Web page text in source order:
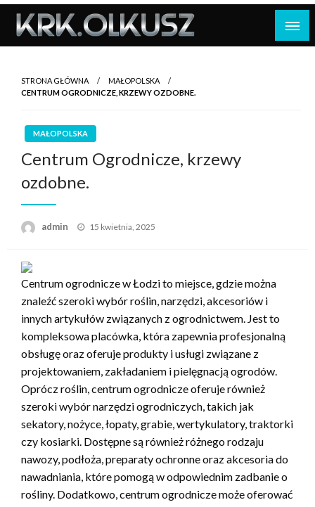
Skip
content
STRONA GŁÓWNA
MAŁOPOLSKA
CENTRUM OGRODNICZE, KRZEWY OZDOBNE.
MAŁOPOLSKA
Centrum Ogrodnicze, krzewy
ozdobne.
admin
Opublikowane
15 kwietnia, 2025
Centrum ogrodnicze w Łodzi to miejsce, gdzie można
znaleźć szeroki wybór roślin, narzędzi, akcesoriów i
innych artykułów związanych z ogrodnictwem. Jest to
kompleksowa placówka, która zapewnia profesjonalną
obsługę oraz oferuje produkty i usługi związane z
projektowaniem, zakładaniem i pielęgnacją ogrodów.
Oprócz roślin, centrum ogrodnicze oferuje również
szeroki wybór narzędzi ogrodniczych, takich jak
sekatory, nożyce, łopaty, grabie, wertykulatory, traktorki
czy kosiarki. Dostępne są również różnego rodzaju
nawozy, podłoża, preparaty ochronne oraz akcesoria do
nawadniania, które pomogą w odpowiednim zadbanie o
rośliny. Dodatkowo, centrum ogrodnicze może oferować